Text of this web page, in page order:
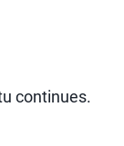
continues.